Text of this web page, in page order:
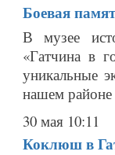
Боевая
В музее
«Гатчина в
уникальные
нашем районе
30 мая 10:11
Коклюш в